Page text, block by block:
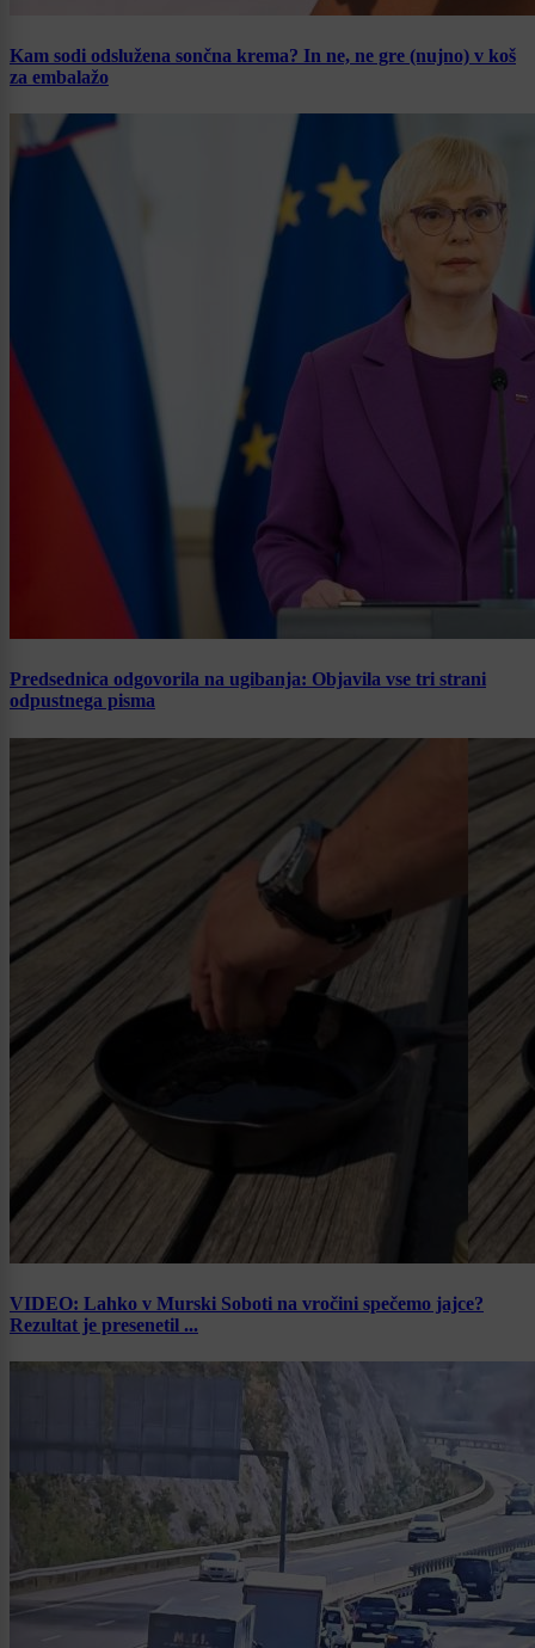
Kam sodi odslužena sončna krema? In ne, ne gre (nujno) v koš
za embalažo
Predsednica odgovorila na ugibanja: Objavila vse tri strani
odpustnega pisma
VIDEO: Lahko v Murski Soboti na vročini spečemo jajce?
Rezultat je presenetil ...